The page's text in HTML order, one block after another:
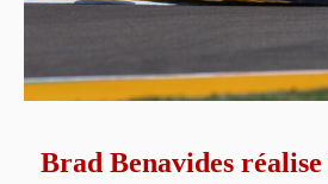
Brad Benavides